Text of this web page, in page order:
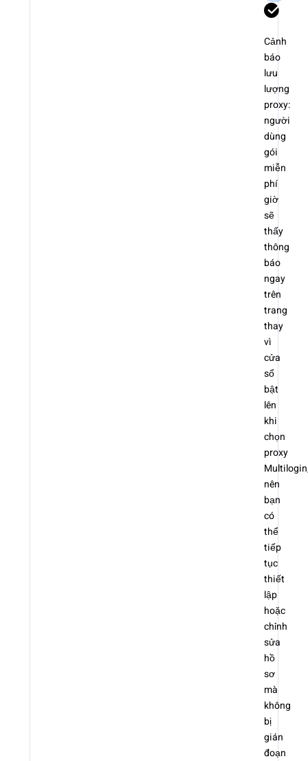
Cảnh
báo
lưu
lượng
proxy:
người
dùng
gói
miễn
phí
giờ
sẽ
thấy
thông
báo
ngay
trên
trang
thay
vì
cửa
sổ
bật
lên
khi
chọn
proxy
nên
bạn
có
thể
tiếp
tục
thiết
lập
hoặc
chỉnh
sửa
hồ
sơ
mà
không
bị
gián
đoạn